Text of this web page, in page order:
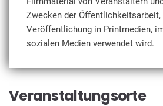
Zwecken der Öffentlichkeitsarbeit,
Veröffentlichung in Printmedien,
sozialen Medien verwendet wird.
Veranstaltungsorte